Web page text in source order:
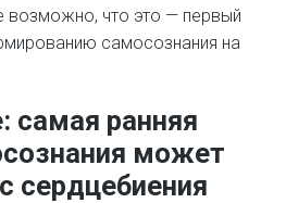
возможно, что это — первый
самосознания на
самая ранняя
может
сердцебиения